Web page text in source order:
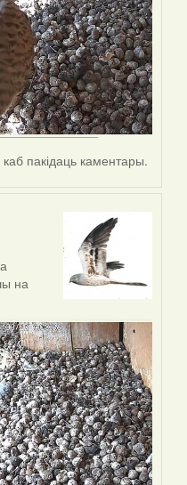
каб пакідаць каментары.
на